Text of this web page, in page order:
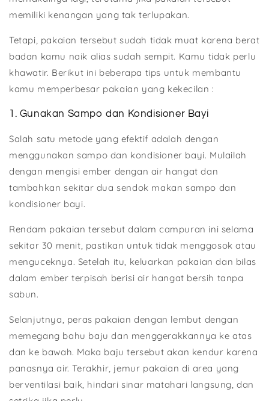
memiliki kenangan yang tak terlupakan.
Tetapi, pakaian tersebut sudah tidak muat karena berat
badan kamu naik alias sudah sempit. Kamu tidak perlu
khawatir. Berikut ini beberapa tips untuk membantu
kamu memperbesar pakaian yang kekecilan :
1. Gunakan Sampo dan Kondisioner Bayi
Salah satu metode yang efektif adalah dengan
menggunakan sampo dan kondisioner bayi. Mulailah
dengan mengisi ember dengan air hangat dan
tambahkan sekitar dua sendok makan sampo dan
kondisioner bayi.
Rendam pakaian tersebut dalam campuran ini selama
sekitar 30 menit, pastikan untuk tidak menggosok atau
menguceknya. Setelah itu, keluarkan pakaian dan bilas
dalam ember terpisah berisi air hangat bersih tanpa
sabun.
Selanjutnya, peras pakaian dengan lembut dengan
memegang bahu baju dan menggerakkannya ke atas
dan ke bawah. Maka baju tersebut akan kendur karena
panasnya air. Terakhir, jemur pakaian di area yang
berventilasi baik, hindari sinar matahari langsung, dan